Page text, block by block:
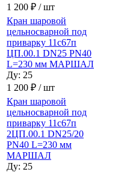
1 200 ₽ / шт
Кран шаровой
цельносварной под
приварку 11с67п
ЦП.00.1 DN25 PN40
L=230 мм МАРШАЛ
Ду: 25
1 200 ₽ / шт
Кран шаровой
цельносварной под
приварку 11с67п
2ЦП.00.1 DN25/20
PN40 L=230 мм
МАРШАЛ
Ду: 25